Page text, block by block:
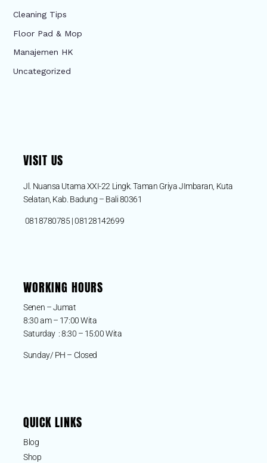
Cleaning Tips
Floor Pad & Mop
Manajemen HK
Uncategorized
VISIT US
Jl. Nuansa Utama XXI-22 Lingk. Taman Griya JImbaran, Kuta
Selatan, Kab. Badung – Bali 80361
0818780785 | 08128142699
WORKING HOURS
Senen – Jumat
8:30 am – 17:00 Wita
Saturday : 8:30 – 15:00 Wita
Sunday/ PH – Closed
QUICK LINKS
Blog
Shop